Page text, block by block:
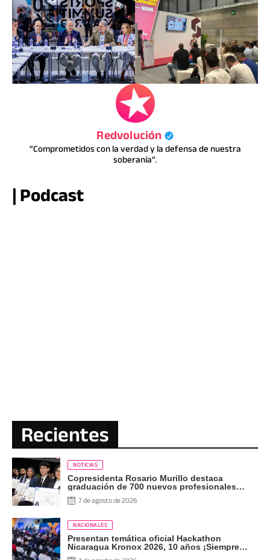
Redvolución
“Comprometidos con la verdad y la defensa de nuestra
soberanía”.
| Podcast
Recientes
NOTICIAS
Copresidenta Rosario Murillo destaca
graduación de 700 nuevos profesionales
Pueblo Presidente
7 de agosto de 2026
NACIONALES
Presentan temática oficial Hackathon
Nicaragua Kronox 2026, 10 años ¡Siempre
Más Allá!